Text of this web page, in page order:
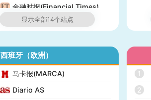
金融时报(Financial Times)
经济学人(The Economist)
英国UK榜(Official Charts)
显示全部14个站点
西班牙（欧洲）
马卡报(MARCA)
Diario AS
1
2